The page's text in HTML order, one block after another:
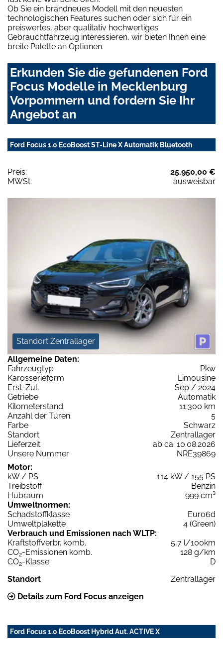
Ob Sie ein brandneues Modell mit den neuesten
technologischen Features suchen oder sich für ein
preiswertes, aber qualitativ hochwertiges
Gebrauchtfahrzeug interessieren, wir bieten Ihnen eine
breite Palette an Optionen.
Erkunden Sie die gefundenen Ford
Focus Modelle in Mecklenburg
Vorpommern und fordern Sie Ihr
Angebot an
Ford Focus 1.0 EcoBoost ST-Line X Automatik Bluetooth
Preis:
25.950,00 €
MWSt:
ausweisbar
Standort Zentrallager
Allgemeine Daten:
Fahrzeugtyp
Pkw
Karosserieform
Limousine
Erst-Zul.
Sep / 2024
Getriebe
Automatik
Kilometerstand
11.300 km
Anzahl der Türen
5
Farbe
Schwarz
Standort
Zentrallager
Lieferzeit
ab ca. 10.08.2026
Unsere Nummer
NRE39869
Motor:
kW / PS
114 kW / 155 PS
Treibstoff
Benzin
Hubraum
999 cm³
Umweltnormen:
Schadstoffklasse
Euro6d
Umweltplakette
4 (Green)
Verbrauch und Emissionen nach WLTP:
Kraftstoffverbr. komb.
5,7 l/100km
CO2-Emissionen komb.
128 g/km
CO2-Klasse
D
Standort
Zentrallager
Details zum Ford Focus anzeigen
Ford Focus 1.0 EcoBoost Hybrid Aut. ACTIVE X